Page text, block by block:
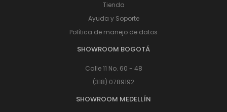
Tienda
Ayuda y Soporte
Política de manejo de datos
SHOWROOM BOGOTÁ
Calle 11 No. 60 - 48
(318) 0789192
SHOWROOM MEDELLÍN